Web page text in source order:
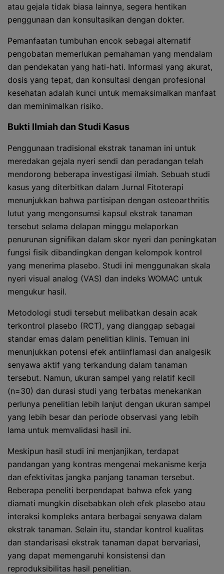
atau gejala tidak biasa lainnya, segera hentikan
penggunaan dan konsultasikan dengan dokter.
Pemanfaatan tumbuhan encok sebagai alternatif
pengobatan memerlukan pemahaman yang mendalam
dan pendekatan yang hati-hati. Informasi yang akurat,
dosis yang tepat, dan konsultasi dengan profesional
kesehatan adalah kunci untuk memaksimalkan manfaat
dan meminimalkan risiko.
Bukti Ilmiah dan Studi Kasus
Penggunaan tradisional ekstrak tanaman ini untuk
meredakan gejala nyeri sendi dan peradangan telah
mendorong beberapa investigasi ilmiah. Sebuah studi
kasus yang diterbitkan dalam Jurnal Fitoterapi
menunjukkan bahwa partisipan dengan osteoarthritis
lutut yang mengonsumsi kapsul ekstrak tanaman
tersebut selama delapan minggu melaporkan
penurunan signifikan dalam skor nyeri dan peningkatan
fungsi fisik dibandingkan dengan kelompok kontrol
yang menerima plasebo. Studi ini menggunakan skala
nyeri visual analog (VAS) dan indeks WOMAC untuk
mengukur hasil.
Metodologi studi tersebut melibatkan desain acak
terkontrol plasebo (RCT), yang dianggap sebagai
standar emas dalam penelitian klinis. Temuan ini
menunjukkan potensi efek antiinflamasi dan analgesik
senyawa aktif yang terkandung dalam tanaman
tersebut. Namun, ukuran sampel yang relatif kecil
(n=30) dan durasi studi yang terbatas menekankan
perlunya penelitian lebih lanjut dengan ukuran sampel
yang lebih besar dan periode observasi yang lebih
lama untuk memvalidasi hasil ini.
Meskipun hasil studi ini menjanjikan, terdapat
pandangan yang kontras mengenai mekanisme kerja
dan efektivitas jangka panjang tanaman tersebut.
Beberapa peneliti berpendapat bahwa efek yang
diamati mungkin disebabkan oleh efek plasebo atau
interaksi kompleks antara berbagai senyawa dalam
ekstrak tanaman. Selain itu, standar kontrol kualitas
dan standarisasi ekstrak tanaman dapat bervariasi,
yang dapat memengaruhi konsistensi dan
reproduksibilitas hasil penelitian.